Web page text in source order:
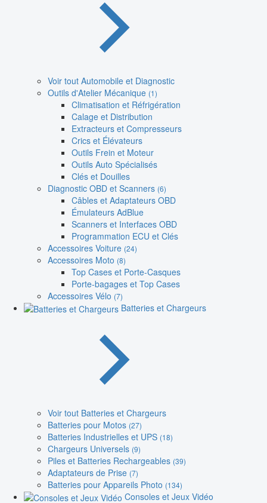
Voir tout Automobile et Diagnostic
Outils d'Atelier Mécanique (1)
Climatisation et Réfrigération
Calage et Distribution
Extracteurs et Compresseurs
Crics et Élévateurs
Outils Frein et Moteur
Outils Auto Spécialisés
Clés et Douilles
Diagnostic OBD et Scanners (6)
Câbles et Adaptateurs OBD
Émulateurs AdBlue
Scanners et Interfaces OBD
Programmation ECU et Clés
Accessoires Voiture (24)
Accessoires Moto (8)
Top Cases et Porte-Casques
Porte-bagages et Top Cases
Accessoires Vélo (7)
Batteries et Chargeurs
Voir tout Batteries et Chargeurs
Batteries pour Motos (27)
Batteries Industrielles et UPS (18)
Chargeurs Universels (9)
Piles et Batteries Rechargeables (39)
Adaptateurs de Prise (7)
Batteries pour Appareils Photo (134)
Consoles et Jeux Vidéo